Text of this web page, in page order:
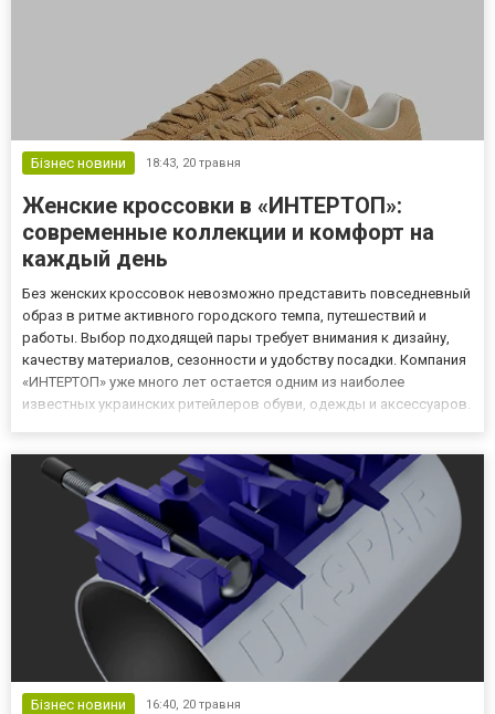
Бізнес новини 18:43, 20 травня
Женские кроссовки в «ИНТЕРТОП»:
современные коллекции и комфорт на
каждый день
Без женских кроссовок невозможно представить повседневный
образ в ритме активного городского темпа, путешествий и
работы. Выбор подходящей пары требует внимания к дизайну,
качеству материалов, сезонности и удобству посадки. Компания
«ИНТЕРТОП» уже много лет остается одним из наиболее
известных украинских ритейлеров обуви, одежды и аксессуаров.
Бізнес новини 16:40, 20 травня